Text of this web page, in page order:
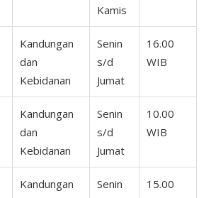
Kamis
Kandungan
dan
Kebidanan
Senin
s/d
Jumat
16.00
WIB
Kandungan
dan
Kebidanan
Senin
s/d
Jumat
10.00
WIB
Kandungan
Senin
15.00